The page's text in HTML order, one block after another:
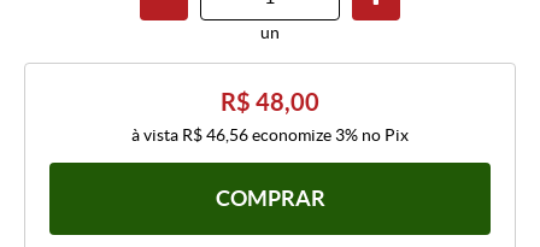
un
R$ 48,00
à vista R$ 46,56economize 3% no Pix
COMPRAR